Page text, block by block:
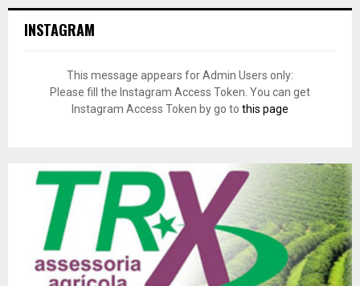
INSTAGRAM
This message appears for Admin Users only:
Please fill the Instagram Access Token. You can get
Instagram Access Token by go to this page